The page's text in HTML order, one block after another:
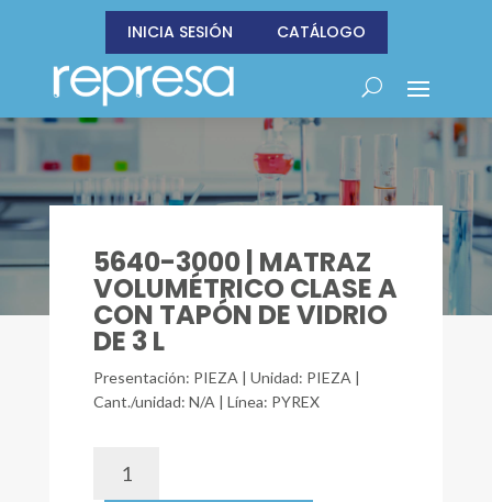
INICIA SESIÓN CATÁLOGO
5640-3000 | MATRAZ
VOLUMÉTRICO CLASE A
CON TAPÓN DE VIDRIO
DE 3 L
Presentación: PIEZA | Unidad: PIEZA |
Cant./unidad: N/A | Línea: PYREX
3000